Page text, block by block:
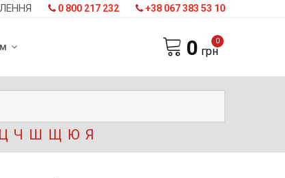
0 800 217 232 +38 067 383 53 10
0
0 грн
Ц Ч Ш Щ Ю Я